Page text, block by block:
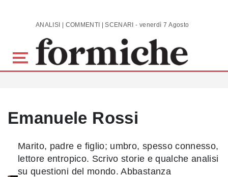
Skip to main content ANALISI | COMMENTI | SCENARI - venerdì 7 Agosto 2026
Emanuele Rossi
Marito, padre e figlio; umbro, spesso connesso,
lettore entropico. Scrivo storie e qualche analisi
su questioni del mondo. Abbastanza